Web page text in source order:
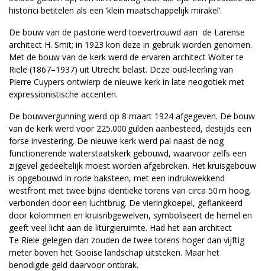
historici betitelen als een ‘klein maatschappelijk mirakel’.
De bouw van de pastorie werd toevertrouwd aan de Larense
architect H. Smit; in 1923 kon deze in gebruik worden genomen.
Met de bouw van de kerk werd de ervaren architect Wolter te
Riele (1867–1937) uit Utrecht belast. Deze oud-leerling van
Pierre Cuypers ontwierp de nieuwe kerk in late neogotiek met
expressionistische accenten.
De bouwvergunning werd op 8 maart 1924 afgegeven. De bouw
van de kerk werd voor 225.000 gulden aanbesteed, destijds een
forse investering. De nieuwe kerk werd pal naast de nog
functionerende waterstaatskerk gebouwd, waarvoor zelfs een
zijgevel gedeeltelijk moest worden afgebroken. Het kruisgebouw
is opgebouwd in rode baksteen, met een indrukwekkend
westfront met twee bijna identieke torens van circa 50 m hoog,
verbonden door een luchtbrug. De vieringkoepel, geflankeerd
door kolommen en kruisribgewelven, symboliseert de hemel en
geeft veel licht aan de liturgieruimte. Had het aan architect
Te Riele gelegen dan zouden de twee torens hoger dan vijftig
meter boven het Gooise landschap uitsteken. Maar het
benodigde geld daarvoor ontbrak.